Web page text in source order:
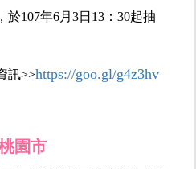
於107年6月3日13：30起抽
訊>>https://goo.gl/g4z3hv
園市